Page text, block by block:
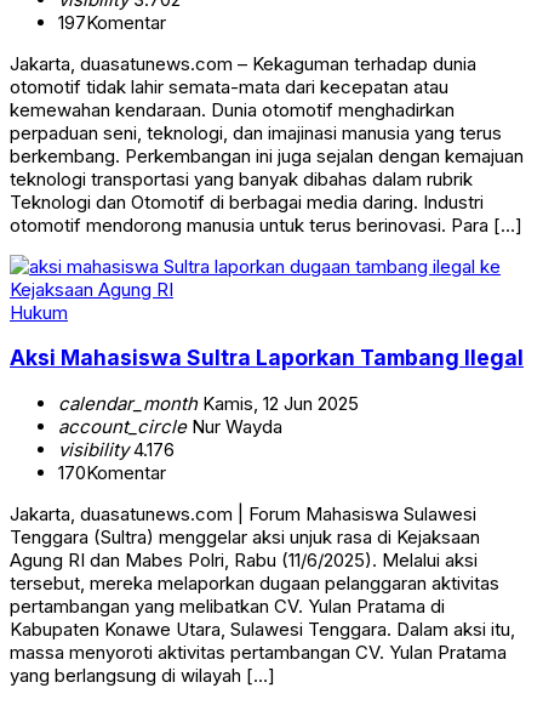
197Komentar
Jakarta, duasatunews.com – Kekaguman terhadap dunia
otomotif tidak lahir semata-mata dari kecepatan atau
kemewahan kendaraan. Dunia otomotif menghadirkan
perpaduan seni, teknologi, dan imajinasi manusia yang terus
berkembang. Perkembangan ini juga sejalan dengan kemajuan
teknologi transportasi yang banyak dibahas dalam rubrik
Teknologi dan Otomotif di berbagai media daring. Industri
otomotif mendorong manusia untuk terus berinovasi. Para […]
Hukum
Aksi Mahasiswa Sultra Laporkan Tambang Ilegal
calendar_monthKamis, 12 Jun 2025
account_circleNur Wayda
visibility4.176
170Komentar
Jakarta, duasatunews.com | Forum Mahasiswa Sulawesi
Tenggara (Sultra) menggelar aksi unjuk rasa di Kejaksaan
Agung RI dan Mabes Polri, Rabu (11/6/2025). Melalui aksi
tersebut, mereka melaporkan dugaan pelanggaran aktivitas
pertambangan yang melibatkan CV. Yulan Pratama di
Kabupaten Konawe Utara, Sulawesi Tenggara. Dalam aksi itu,
massa menyoroti aktivitas pertambangan CV. Yulan Pratama
yang berlangsung di wilayah […]